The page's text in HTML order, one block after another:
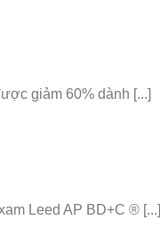
giảm 60% dành [...]
Leed AP BD+C ® [...]